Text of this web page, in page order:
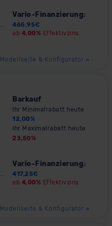
Vario-Finanzierung 2
465,95€
ab 4,00% Effektivzins
Modellseite & Konfigurator »
Barkauf
Ihr Minimalrabatt heute
12,00%
Ihr Maximalrabatt heute
23,50%
Vario-Finanzierung2
417,25€
ab 4,00% Effektivzins
Modellseite & Konfigurator »